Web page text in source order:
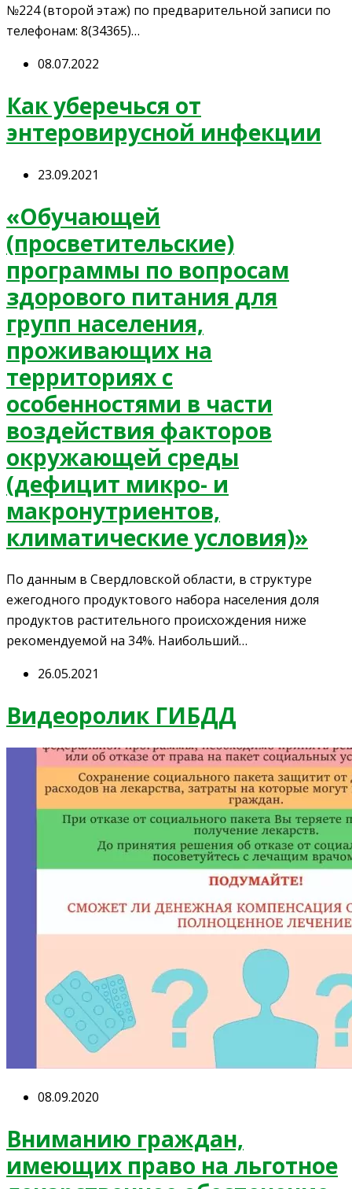
№224 (второй этаж) по предварительной записи по
телефонам: 8(34365)…
08.07.2022
Как уберечься от
энтеровирусной инфекции
23.09.2021
«Обучающей
(просветительские)
программы по вопросам
здорового питания для
групп населения,
проживающих на
территориях с
особенностями в части
воздействия факторов
окружающей среды
(дефицит микро- и
макронутриентов,
климатические условия)»
По данным в Свердловской области, в структуре
ежегодного продуктового набора населения доля
продуктов растительного происхождения ниже
рекомендуемой на 34%. Наибольший…
26.05.2021
Видеоролик ГИБДД
08.09.2020
Вниманию граждан,
имеющих право на льготное